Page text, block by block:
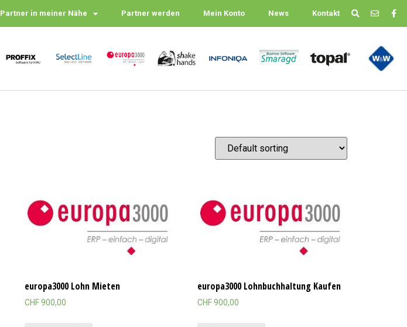
Partner in meiner Nähe Partner werden Mein Konto News Kontakt
europa3000 Lohn Mieten
CHF900,00
europa3000 Lohnbuchhaltung Kaufen
CHF900,00